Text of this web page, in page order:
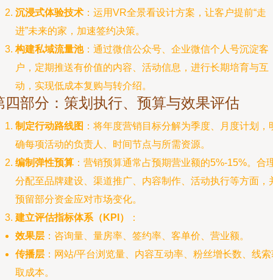
沉浸式体验技术 ：运用VR全景看设计方案，让客户提前“走
进”未来的家，加速签约决策。
构建私域流量池：通过微信公众号、企业微信个人号沉淀客
户，定期推送有价值的内容、活动信息，进行长期培育与互
动，实现低成本复购与转介绍。
四部分：策划执行、预算与效果评估
制定行动路线图 ：将年度营销目标分解为季度、月度计划，
确每项活动的负责人、时间节点与所需资源。
编制弹性预算 ：营销预算通常占预期营业额的5%-15%。合
分配至品牌建设、渠道推广、内容制作、活动执行等方面，
预留部分资金应对市场变化。
建立评估指标体系（KPI）
：
效果层 ：咨询量、量房率、签约率、客单价、营业额。
传播层 ：网站/平台浏览量、内容互动率、粉丝增长数、线
取成本。